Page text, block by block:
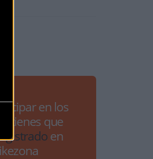
en los
tienes que
en